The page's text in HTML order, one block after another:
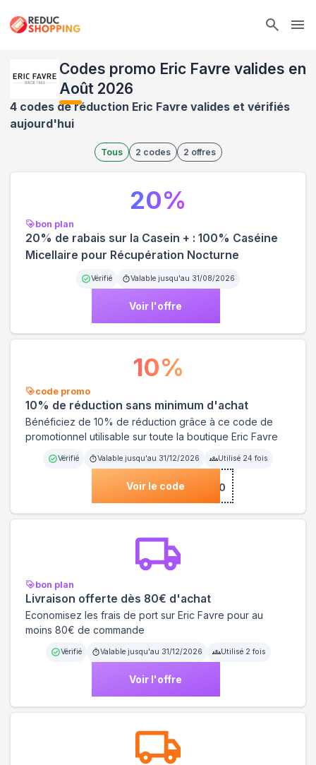
Codes promo Eric Favre valides en
Août 2026
4 codes de réduction Eric Favre valides et vérifiés
aujourd'hui
Tous 2 codes 2 offres
bon plan
20% de rabais sur la Casein + : 100% Caséine
Micellaire pour Récupération Nocturne
Vérifié Valable jusqu'au 31/08/2026
Voir l'offre
20%
code promo
10% de réduction sans minimum d'achat
Bénéficiez de 10% de réduction grâce à ce code de
promotionnel utilisable sur toute la boutique Eric Favre
Vérifié Valable jusqu'au 31/12/2026 Utilisé 24 fois
Voir le code***FC10
10%
bon plan
Livraison offerte dès 80€ d'achat
Economisez les frais de port sur Eric Favre pour au
moins 80€ de commande
Vérifié Valable jusqu'au 31/12/2026 Utilisé 2 fois
Voir l'offre